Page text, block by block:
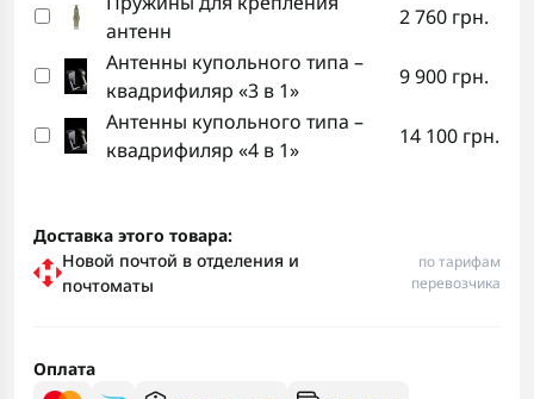
антенн
2 760 грн.
Антенны купольного типа –
квадрифиляр «3 в 1»
9 900 грн.
Антенны купольного типа –
квадрифиляр «4 в 1»
14 100 грн.
Доставка этого товара:
Новой почтой в отделения и
почтоматы
по тарифам
перевозчика
Оплата